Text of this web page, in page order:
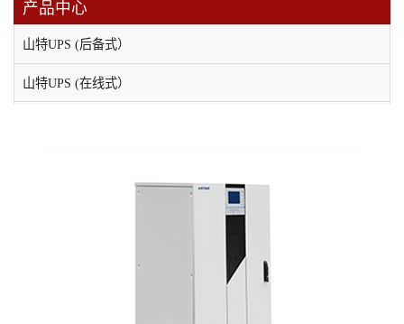
产品中心
山特UPS (后备式）
山特UPS (在线式）